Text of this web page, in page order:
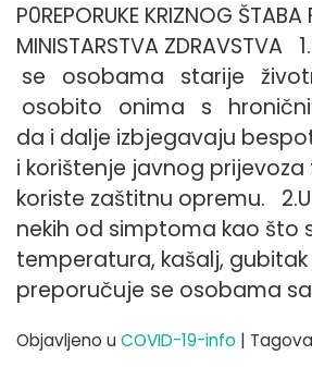
P0REPORUKE KRIZNOG ŠTABA
MINISTARSTVA ZDRAVSTVA
se osobama starije
osobito onima s
da i dalje izbjegavaju
i korištenje javnog
koriste zaštitnu opremu.
nekih od simptoma kao što
temperatura, kašalj, gubitak
preporučuje se osobama
Objavljeno u COVID-19-info |